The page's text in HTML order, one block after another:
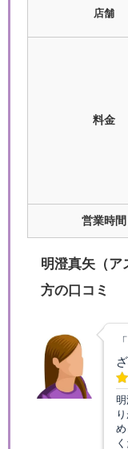
店舗
料金
営業時間
明澄真矢（ア
方の口コミ
め